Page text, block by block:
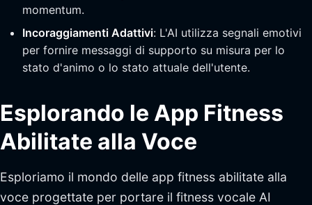
momentum.
Incoraggiamenti Adattivi: L'AI utilizza segnali emotivi
per fornire messaggi di supporto su misura per lo
stato d'animo o lo stato attuale dell'utente.
Esplorando le App Fitness
Abilitate alla Voce
Esploriamo il mondo delle app fitness abilitate alla
voce progettate per portare il fitness vocale AI